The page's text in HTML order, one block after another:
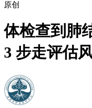
原创
体检查到肺
3 步走评估